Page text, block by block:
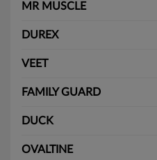
MR MUSCLE
DUREX
VEET
FAMILY GUARD
DUCK
OVALTINE